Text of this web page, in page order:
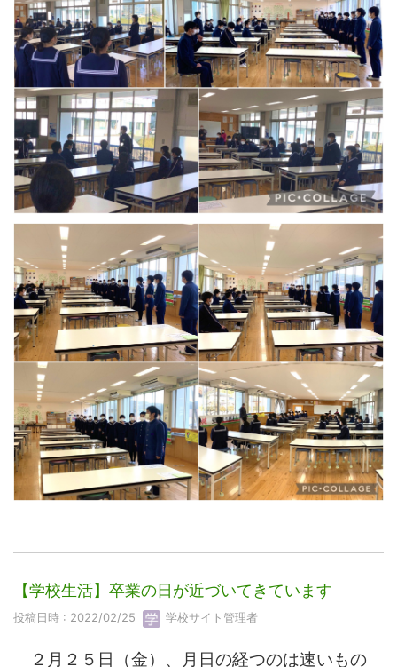
【学校生活】卒業の日が近づいてきています
投稿日時 : 2022/02/25 学校サイト管理者
２月２５日（金）、月日の経つのは速いもの